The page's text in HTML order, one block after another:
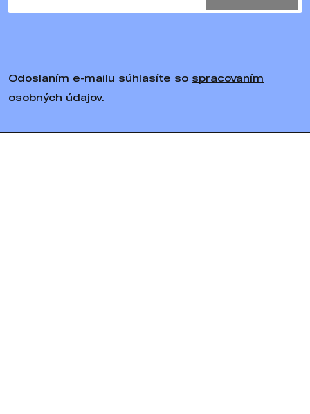
Odoslaním e-mailu súhlasíte so spracovaním
osobných údajov.